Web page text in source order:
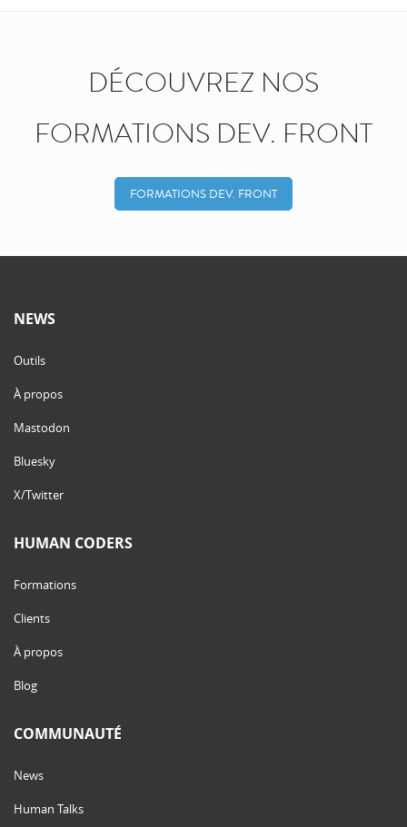
DÉCOUVREZ NOS
FORMATIONS DEV. FRONT
FORMATIONS DEV. FRONT
NEWS
Outils
À propos
Mastodon
Bluesky
X/Twitter
HUMAN CODERS
Formations
Clients
À propos
Blog
COMMUNAUTÉ
News
Human Talks